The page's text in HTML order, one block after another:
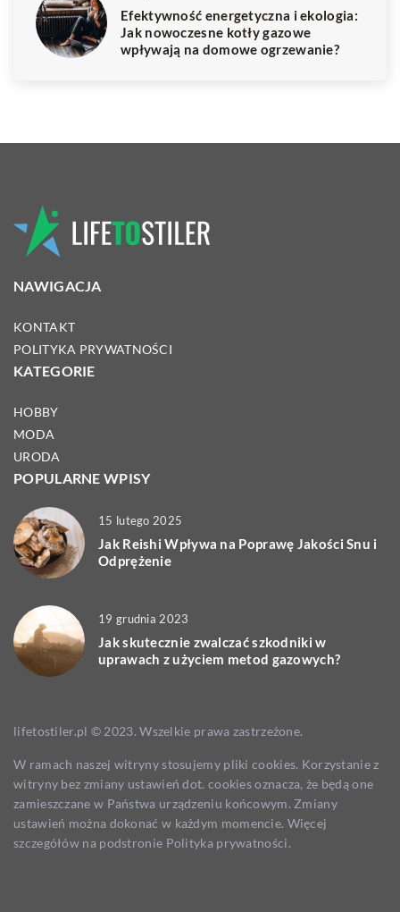
Efektywność energetyczna i ekologia:
Jak nowoczesne kotły gazowe
wpływają na domowe ogrzewanie?
NAWIGACJA
KONTAKT
POLITYKA PRYWATNOŚCI
KATEGORIE
HOBBY
MODA
URODA
POPULARNE WPISY
15 lutego 2025
Jak Reishi Wpływa na Poprawę Jakości Snu i
Odprężenie
19 grudnia 2023
Jak skutecznie zwalczać szkodniki w
uprawach z użyciem metod gazowych?
lifetostiler.pl © 2023. Wszelkie prawa zastrzeżone.
W ramach naszej witryny stosujemy pliki cookies. Korzystanie z
witryny bez zmiany ustawień dot. cookies oznacza, że będą one
zamieszczane w Państwa urządzeniu końcowym. Zmiany
ustawień można dokonać w każdym momencie. Więcej
szczegółów na podstronie Polityka prywatności.